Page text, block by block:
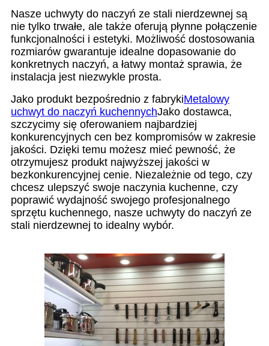
Nasze uchwyty do naczyń ze stali nierdzewnej są
nie tylko trwałe, ale także oferują płynne połączenie
funkcjonalności i estetyki. Możliwość dostosowania
rozmiarów gwarantuje idealne dopasowanie do
konkretnych naczyń, a łatwy montaż sprawia, że ​​
instalacja jest niezwykle prosta.
Jako produkt bezpośrednio z fabrykiMetalowy
uchwyt do naczyń kuchennychJako dostawca,
szczycimy się oferowaniem najbardziej
konkurencyjnych cen bez kompromisów w zakresie
jakości. Dzięki temu możesz mieć pewność, że
otrzymujesz produkt najwyższej jakości w
bezkonkurencyjnej cenie. Niezależnie od tego, czy
chcesz ulepszyć swoje naczynia kuchenne, czy
poprawić wydajność swojego profesjonalnego
sprzętu kuchennego, nasze uchwyty do naczyń ze
stali nierdzewnej to idealny wybór.